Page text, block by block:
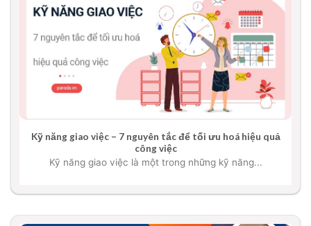
Kỹ năng giao việc – 7 nguyên tắc để tối ưu hoá hiệu quả
công việc
Kỹ năng giao việc là một trong những kỹ năng...